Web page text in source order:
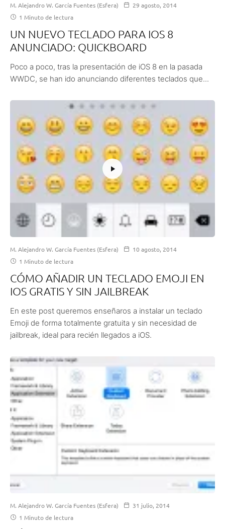
M. Alejandro W. García Fuentes (Esfera)
29 agosto, 2014
1 Minuto de lectura
UN NUEVO TECLADO PARA IOS 8
ANUNCIADO: QUICKBOARD
Poco a poco, tras la presentación de iOS 8 en la pasada
WWDC, se han ido anunciando diferentes teclados que...
M. Alejandro W. García Fuentes (Esfera)
10 agosto, 2014
1 Minuto de lectura
CÓMO AÑADIR UN TECLADO EMOJI EN
IOS GRATIS Y SIN JAILBREAK
En este post queremos enseñaros a instalar un teclado
Emoji de forma totalmente gratuita y sin necesidad de
jailbreak, ideal para recién llegados a iOS.
M. Alejandro W. García Fuentes (Esfera)
31 julio, 2014
1 Minuto de lectura